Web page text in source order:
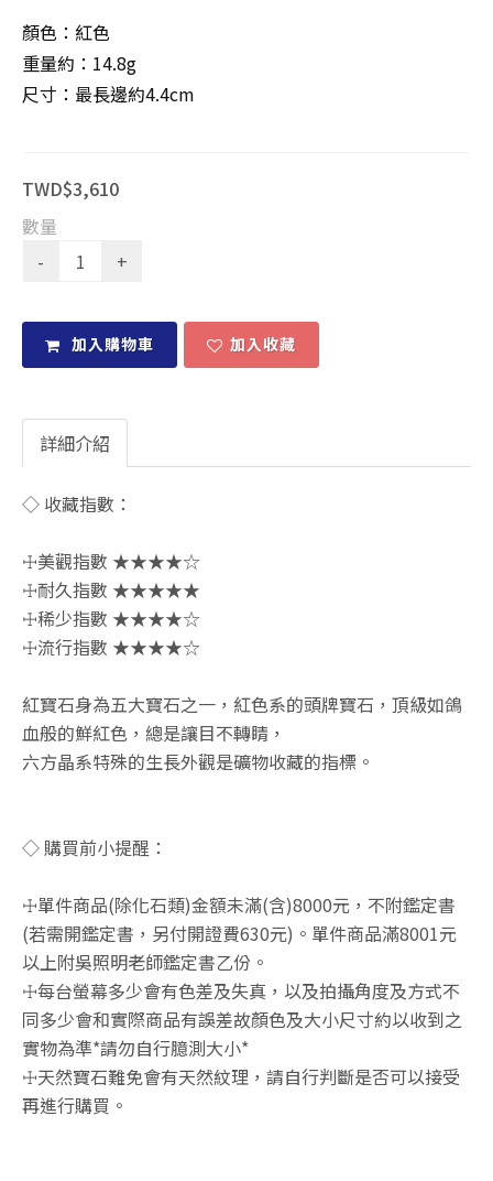
顏色：紅色
重量約：14.8g
尺寸：最長邊約4.4cm
TWD$3,610
數量
加入購物車 加入收藏
詳細介紹
◇ 收藏指數：
☩美觀指數 ★★★★☆
☩耐久指數 ★★★★★
☩稀少指數 ★★★★☆
☩流行指數 ★★★★☆
紅寶石身為五大寶石之一，紅色系的頭牌寶石，頂級如鴿
血般的鮮紅色，總是讓目不轉睛，
六方晶系特殊的生長外觀是礦物收藏的指標。
◇ 購買前小提醒：
☩單件商品(除化石類)金額未滿(含)8000元，不附鑑定書
(若需開鑑定書，另付開證費630元)。單件商品滿8001元
以上附吳照明老師鑑定書乙份。
☩每台螢幕多少會有色差及失真，以及拍攝角度及方式不
同多少會和實際商品有誤差故顏色及大小尺寸約以收到之
實物為準*請勿自行臆測大小*
☩天然寶石難免會有天然紋理，請自行判斷是否可以接受
再進行購買。